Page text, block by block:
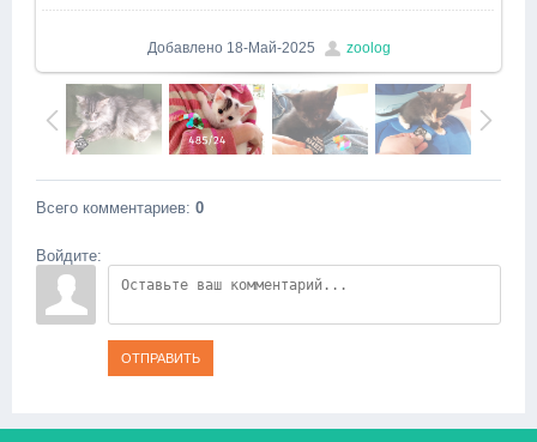
Добавлено 18-Май-2025 zoolog
Всего комментариев: 0
Войдите:
ОТПРАВИТЬ